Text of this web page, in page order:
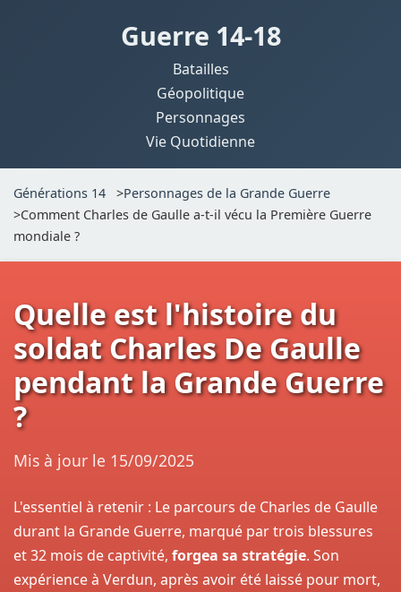
Guerre 14-18
Batailles
Géopolitique
Personnages
Vie Quotidienne
Générations 14 >Personnages de la Grande Guerre
>Comment Charles de Gaulle a-t-il vécu la Première Guerre
mondiale ?
Quelle est l'histoire du
soldat Charles De Gaulle
pendant la Grande Guerre
?
Mis à jour le 15/09/2025
L'essentiel à retenir : Le parcours de Charles de Gaulle
durant la Grande Guerre, marqué par trois blessures
et 32 mois de captivité, forgea sa stratégie. Son
expérience à Verdun, après avoir été laissé pour mort,